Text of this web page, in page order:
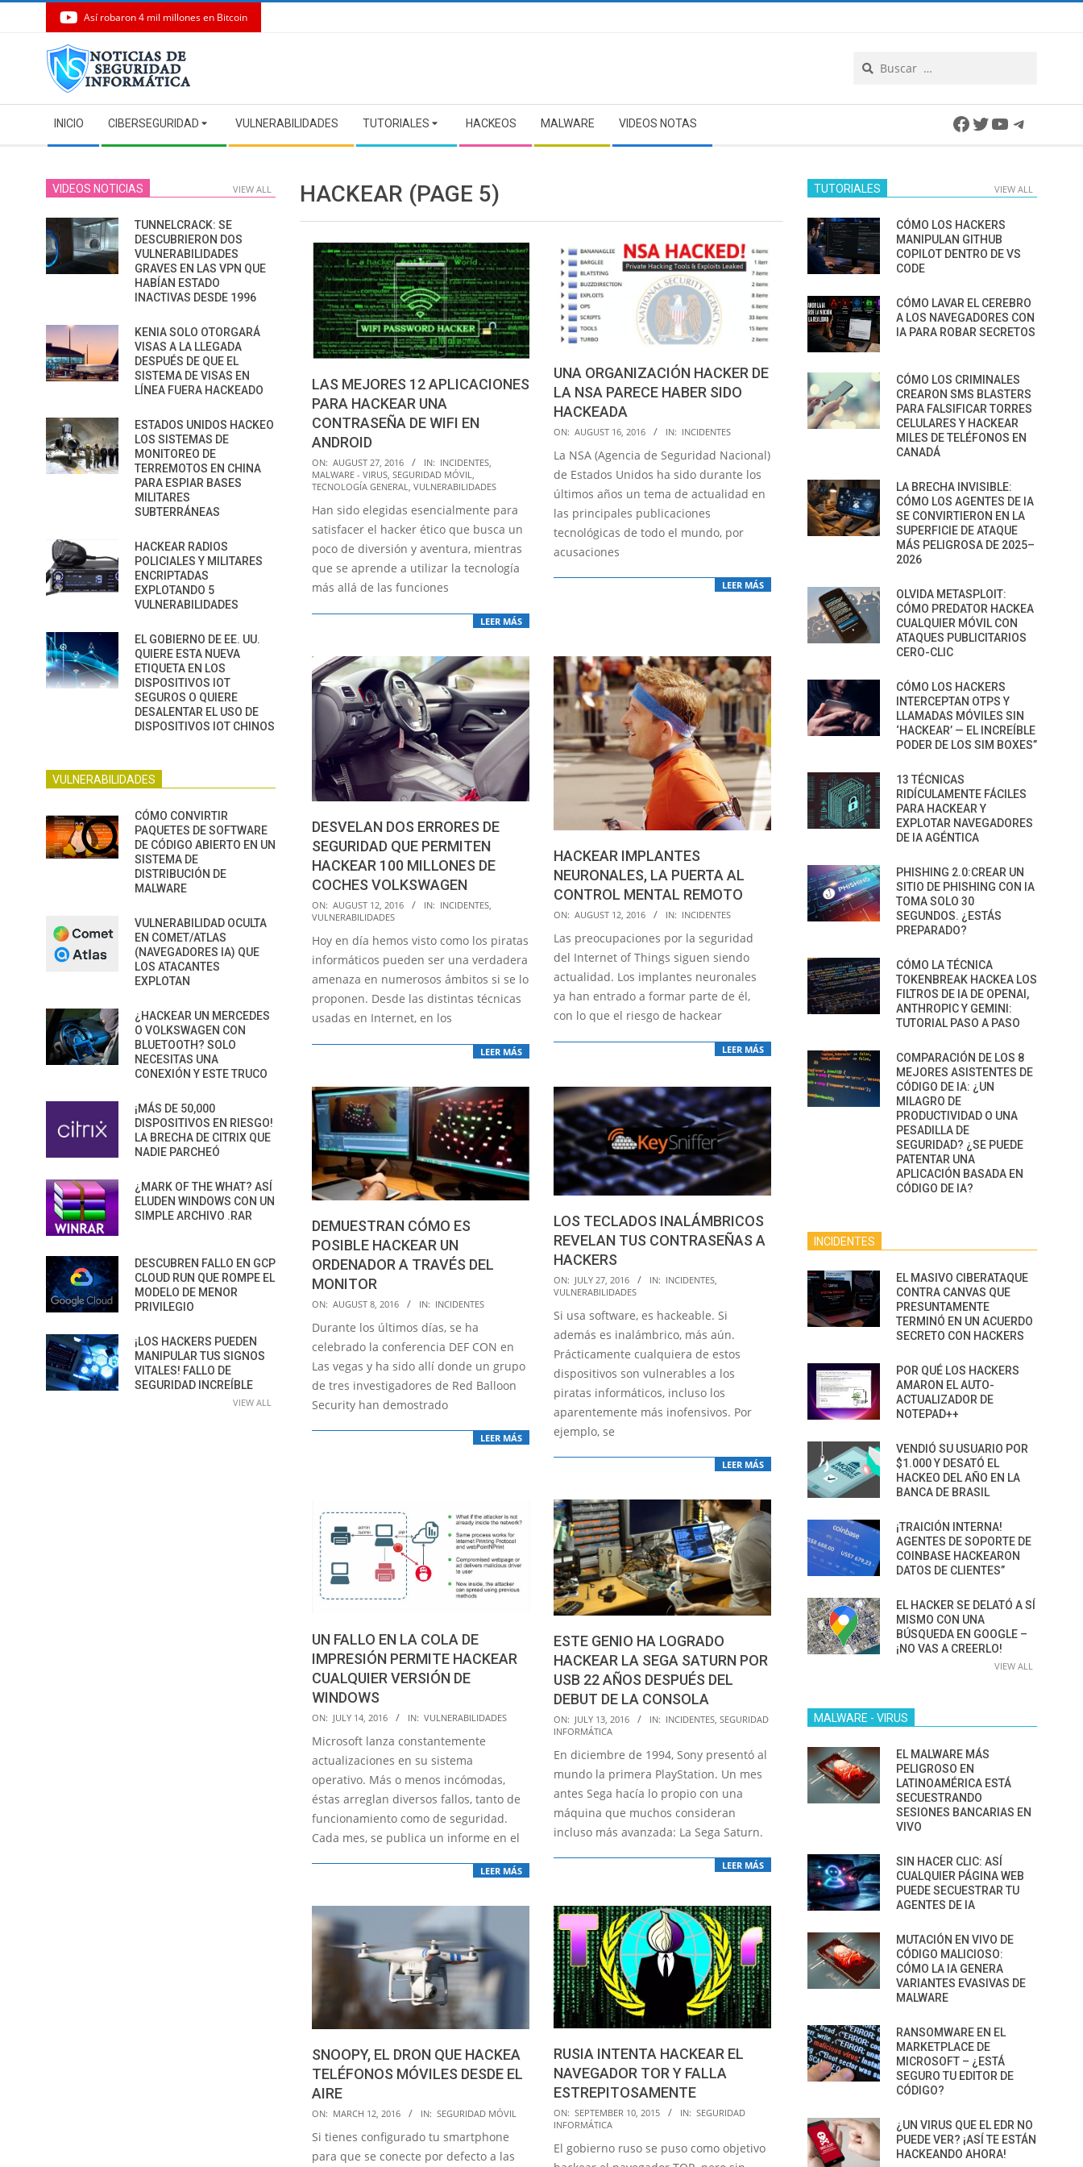
Así robaron 4 mil millones en Bitcoin
Navigation
Menu
INICIO CIBERSEGURIDAD VULNERABILIDADES TUTORIALES HACKEOS MALWARE VIDEOS NOTAS Facebook
Twitter
YouTube
HACKEAR (PAGE 5)
LAS MEJORES 12 APLICACIONES
PARA HACKEAR UNA
CONTRASEÑA DE WIFI EN
ANDROID
2016-
08-
ON: AUGUST 27, 2016 IN: INCIDENTES,
MALWARE - VIRUS, SEGURIDAD MÓVIL,
TECNOLOGÍA GENERAL, VULNERABILIDADES
Han sido elegidas esencialmente para
satisfacer el hacker ético que busca un
poco de diversión y aventura, mientras
que se aprende a utilizar la tecnología
más allá de las funciones
LEER MÁS
UNA ORGANIZACIÓN HACKER DE
LA NSA PARECE HABER SIDO
HACKEADA
2016-
08-
16
ON: AUGUST 16, 2016 IN: INCIDENTES
La NSA (Agencia de Seguridad Nacional)
de Estados Unidos ha sido durante los
últimos años un tema de actualidad en
las principales publicaciones
tecnológicas de todo el mundo, por
acusaciones
LEER MÁS
DESVELAN DOS ERRORES DE
SEGURIDAD QUE PERMITEN
HACKEAR 100 MILLONES DE
COCHES VOLKSWAGEN
2016-
08-
12
ON: AUGUST 12, 2016 IN: INCIDENTES,
VULNERABILIDADES
Hoy en día hemos visto como los piratas
informáticos pueden ser una verdadera
amenaza en numerosos ámbitos si se lo
proponen. Desde las distintas técnicas
usadas en Internet, en los
LEER MÁS
HACKEAR IMPLANTES
NEURONALES, LA PUERTA AL
CONTROL MENTAL REMOTO
2016-
08-
12
ON: AUGUST 12, 2016 IN: INCIDENTES
Las preocupaciones por la seguridad
del Internet of Things siguen siendo
actualidad. Los implantes neuronales
ya han entrado a formar parte de él,
con lo que el riesgo de hackear
LEER MÁS
DEMUESTRAN CÓMO ES
POSIBLE HACKEAR UN
ORDENADOR A TRAVÉS DEL
MONITOR
2016-
08-
08
ON: AUGUST 8, 2016 IN: INCIDENTES
Durante los últimos días, se ha
celebrado la conferencia DEF CON en
Las vegas y ha sido allí donde un grupo
de tres investigadores de Red Balloon
Security han demostrado
LEER MÁS
LOS TECLADOS INALÁMBRICOS
REVELAN TUS CONTRASEÑAS A
HACKERS
2016-
07-
27
ON: JULY 27, 2016 IN: INCIDENTES
VULNERABILIDADES
Si usa software, es hackeable. Si
además es inalámbrico, más aún.
Prácticamente cualquiera de estos
dispositivos son vulnerables a los
piratas informáticos, incluso los
aparentemente más inofensivos. Por
ejemplo, se
LEER MÁS
UN FALLO EN LA COLA DE
IMPRESIÓN PERMITE HACKEAR
CUALQUIER VERSIÓN DE
WINDOWS
2016-
07-
ON: JULY 14, 2016 IN: VULNERABILIDADES
Microsoft lanza constantemente
actualizaciones en su sistema
operativo. Más o menos incómodas,
éstas arreglan diversos fallos, tanto de
funcionamiento como de seguridad.
Cada mes, se publica un informe en el
LEER MÁS
ESTE GENIO HA LOGRADO
HACKEAR LA SEGA SATURN POR
USB 22 AÑOS DESPUÉS DEL
DEBUT DE LA CONSOLA
2016-
07-
13
ON: JULY 13, 2016 IN: INCIDENTES SEGURIDAD
INFORMÁTICA
En diciembre de 1994, Sony presentó al
mundo la primera PlayStation. Un mes
antes Sega hacía lo propio con una
máquina que muchos consideran
incluso más avanzada: La Sega Saturn.
LEER MÁS
SNOOPY, EL DRON QUE HACKEA
TELÉFONOS MÓVILES DESDE EL
AIRE
2016-
03-
ON: MARCH 12, 2016 IN: SEGURIDAD MÓVIL
Si tienes configurado tu smartphone
para que se conecte por defecto a las
RUSIA INTENTA HACKEAR EL
NAVEGADOR TOR Y FALLA
ESTREPITOSAMENTE
2015-
09-
10
ON: SEPTEMBER 10, 2015 IN: SEGURIDAD
INFORMÁTICA
El gobierno ruso se puso como objetivo
VIDEOS NOTICIAS VIEW ALL
TUNNELCRACK: SE
DESCUBRIERON DOS
VULNERABILIDADES
GRAVES EN LAS VPN QUE
HABÍAN ESTADO
INACTIVAS DESDE 1996
KENIA SOLO OTORGARÁ
VISAS A LA LLEGADA
DESPUÉS DE QUE EL
SISTEMA DE VISAS EN
LÍNEA FUERA HACKEADO
ESTADOS UNIDOS HACKEO
LOS SISTEMAS DE
MONITOREO DE
TERREMOTOS EN CHINA
PARA ESPIAR BASES
MILITARES
SUBTERRÁNEAS
HACKEAR RADIOS
POLICIALES Y MILITARES
ENCRIPTADAS
EXPLOTANDO 5
VULNERABILIDADES
EL GOBIERNO DE EE. UU.
QUIERE ESTA NUEVA
ETIQUETA EN LOS
DISPOSITIVOS IOT
SEGUROS O QUIERE
DESALENTAR EL USO DE
DISPOSITIVOS IOT CHINOS
VULNERABILIDADES
CÓMO CONVIRTIR
PAQUETES DE SOFTWARE
DE CÓDIGO ABIERTO EN UN
SISTEMA DE
DISTRIBUCIÓN DE
MALWARE
VULNERABILIDAD OCULTA
EN COMET/ATLAS
(NAVEGADORES IA) QUE
LOS ATACANTES
EXPLOTAN
¿HACKEAR UN MERCEDES
O VOLKSWAGEN CON
BLUETOOTH? SOLO
NECESITAS UNA
CONEXIÓN Y ESTE TRUCO
¡MÁS DE 50,000
DISPOSITIVOS EN RIESGO!
LA BRECHA DE CITRIX QUE
NADIE PARCHEÓ
¿MARK OF THE WHAT? ASÍ
ELUDEN WINDOWS CON UN
SIMPLE ARCHIVO .RAR
DESCUBREN FALLO EN GCP
CLOUD RUN QUE ROMPE EL
MODELO DE MENOR
PRIVILEGIO
¡LOS HACKERS PUEDEN
MANIPULAR TUS SIGNOS
VITALES! FALLO DE
SEGURIDAD INCREÍBLE
VIEW ALL
TUTORIALES VIEW ALL
CÓMO LOS HACKERS
MANIPULAN GITHUB
COPILOT DENTRO DE VS
CODE
CÓMO LAVAR EL CEREBRO
A LOS NAVEGADORES CON
IA PARA ROBAR SECRETOS
CÓMO LOS CRIMINALES
CREARON SMS BLASTERS
PARA FALSIFICAR TORRES
CELULARES Y HACKEAR
MILES DE TELÉFONOS EN
CANADÁ
LA BRECHA INVISIBLE:
CÓMO LOS AGENTES DE IA
SE CONVIRTIERON EN LA
SUPERFICIE DE ATAQUE
MÁS PELIGROSA DE 2025–
2026
OLVIDA METASPLOIT:
CÓMO PREDATOR HACKEA
CUALQUIER MÓVIL CON
ATAQUES PUBLICITARIOS
CERO-CLIC
CÓMO LOS HACKERS
INTERCEPTAN OTPS Y
LLAMADAS MÓVILES SIN
‘HACKEAR’ — EL INCREÍBLE
PODER DE LOS SIM BOXES”
13 TÉCNICAS
RIDÍCULAMENTE FÁCILES
PARA HACKEAR Y
EXPLOTAR NAVEGADORES
DE IA AGÉNTICA
PHISHING 2.0:CREAR UN
SITIO DE PHISHING CON IA
TOMA SOLO 30
SEGUNDOS. ¿ESTÁS
PREPARADO?
CÓMO LA TÉCNICA
TOKENBREAK HACKEA LOS
FILTROS DE IA DE OPENAI,
ANTHROPIC Y GEMINI:
TUTORIAL PASO A PASO
COMPARACIÓN DE LOS 8
MEJORES ASISTENTES DE
CÓDIGO DE IA: ¿UN
MILAGRO DE
PRODUCTIVIDAD O UNA
PESADILLA DE
SEGURIDAD? ¿SE PUEDE
PATENTAR UNA
APLICACIÓN BASADA EN
CÓDIGO DE IA?
INCIDENTES
EL MASIVO CIBERATAQUE
CONTRA CANVAS QUE
PRESUNTAMENTE
TERMINÓ EN UN ACUERDO
SECRETO CON HACKERS
POR QUÉ LOS HACKERS
AMARON EL AUTO-
ACTUALIZADOR DE
NOTEPAD++
VENDIÓ SU USUARIO POR
$1.000 Y DESATÓ EL
HACKEO DEL AÑO EN LA
BANCA DE BRASIL
¡TRAICIÓN INTERNA!
AGENTES DE SOPORTE DE
COINBASE HACKEARON
DATOS DE CLIENTES”
EL HACKER SE DELATÓ A SÍ
MISMO CON UNA
BÚSQUEDA EN GOOGLE –
¡NO VAS A CREERLO!
VIEW ALL
MALWARE - VIRUS
EL MALWARE MÁS
PELIGROSO EN
LATINOAMÉRICA ESTÁ
SECUESTRANDO
SESIONES BANCARIAS EN
VIVO
SIN HACER CLIC: ASÍ
CUALQUIER PÁGINA WEB
PUEDE SECUESTRAR TU
AGENTES DE IA
MUTACIÓN EN VIVO DE
CÓDIGO MALICIOSO:
CÓMO LA IA GENERA
VARIANTES EVASIVAS DE
MALWARE
RANSOMWARE EN EL
MARKETPLACE DE
MICROSOFT – ¿ESTÁ
SEGURO TU EDITOR DE
CÓDIGO?
¿UN VIRUS QUE EL EDR NO
PUEDE VER? ¡ASÍ TE ESTÁN
HACKEANDO AHORA!